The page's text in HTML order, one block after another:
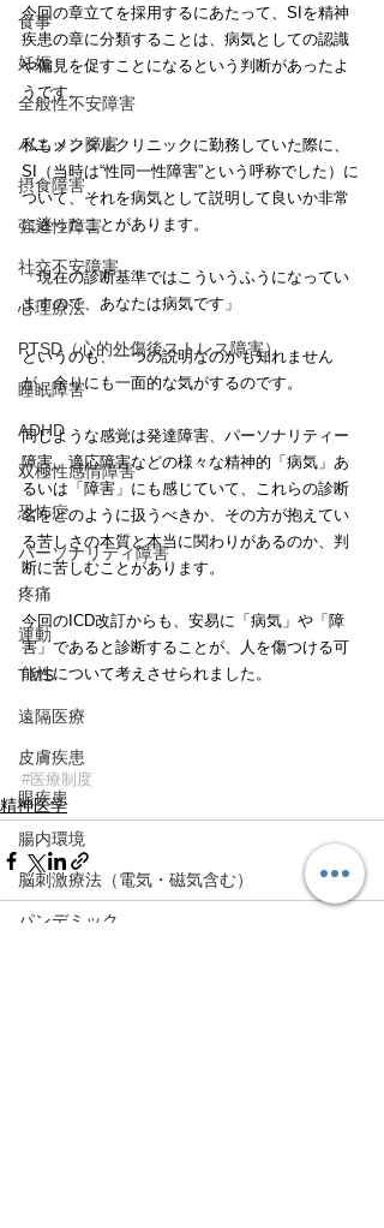
食事
妊娠
全般性不安障害
パニック障害
摂食障害
強迫性障害
社交不安障害
心理療法
PTSD（心的外傷後ストレス障害）
睡眠障害
ADHD
双極性感情障害
恐怖症
パーソナリティ障害
疼痛
運動
TMS
遠隔医療
皮膚疾患
眼疾患
腸内環境
脳刺激療法（電気・磁気含む）
パンデミック
今回の章立てを採用するにあたって、SIを精神
疾患の章に分類することは、病気としての認識
や偏見を促すことになるという判断があったよ
うです。
私もメンタルクリニックに勤務していた際に、
SI（当時は“性同一性障害”という呼称でした）に
ついて、それを病気として説明して良いか非常
に迷ったことがあります。
「現在の診断基準ではこういうふうになってい
ますので、あなたは病気です」
というのも、一つの説明なのかも知れません
が、余りにも一面的な気がするのです。
同じような感覚は発達障害、パーソナリティー
障害、適応障害などの様々な精神的「病気」あ
るいは「障害」にも感じていて、これらの診断
名をどのように扱うべきか、その方が抱えてい
る苦しさの本質と本当に関わりがあるのか、判
断に苦しむことがあります。
今回のICD改訂からも、安易に「病気」や「障
害」であると診断することが、人を傷つける可
能性について考えさせられました。
#医療制度
精神医学